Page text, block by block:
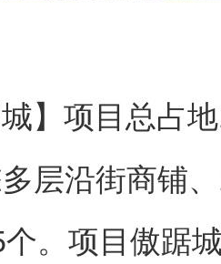
城】项目总占地
层沿街商铺、
。项目傲踞